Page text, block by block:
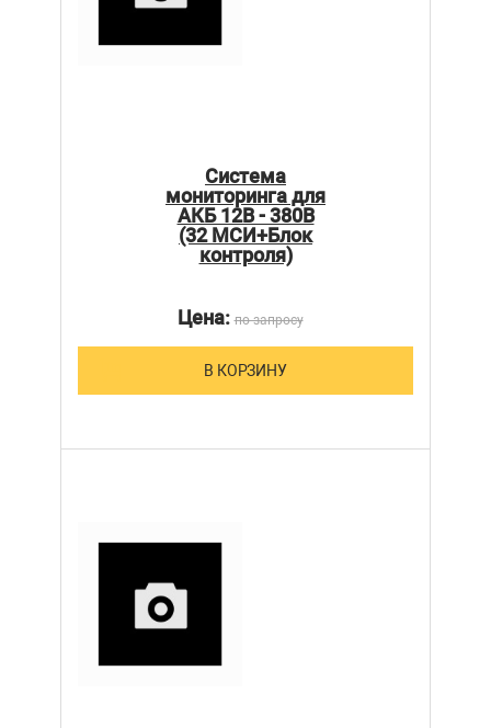
Система
мониторинга для
АКБ 12В - 380В
(32 МСИ+Блок
контроля)
Цена:по запросу
В КОРЗИНУ